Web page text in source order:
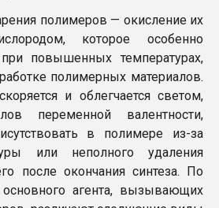
полимеров — окисление их
которое особенно
повышенных температурах,
полимерных материалов.
и облегчается светом,
переменной валентности,
в полимере из-за
или неполного удаления
после окончания синтеза. По
агента, вызывающих